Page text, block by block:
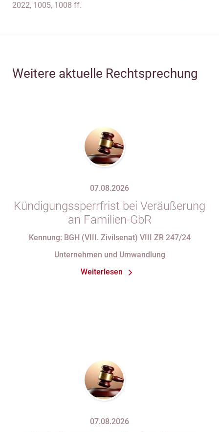
2022, 1005, 1008 ff.
Weitere aktuelle Rechtsprechung
07.08.2026
Kündigungssperrfrist bei Veräußerung
an Familien-GbR
Kennung: BGH (VIII. Zivilsenat) VIII ZR 247/24
Unternehmen und Umwandlung
Weiterlesen
07.08.2026